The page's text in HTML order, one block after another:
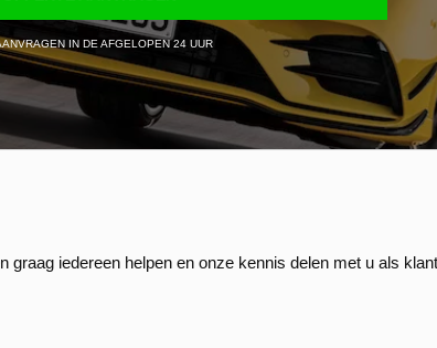
IN DE AFGELOPEN 24 UUR
iedereen helpen en onze kennis delen met u als